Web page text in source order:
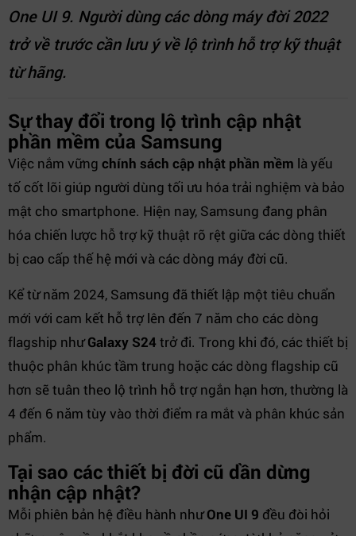
One UI 9. Người dùng các dòng máy đời 2022
trở về trước cần lưu ý về lộ trình hỗ trợ kỹ thuật
từ hãng.
Sự thay đổi trong lộ trình cập nhật
phần mềm của Samsung
Việc nắm vững chính sách cập nhật phần mềm là yếu
tố cốt lõi giúp người dùng tối ưu hóa trải nghiệm và bảo
mật cho smartphone. Hiện nay, Samsung đang phân
hóa chiến lược hỗ trợ kỹ thuật rõ rệt giữa các dòng thiết
bị cao cấp thế hệ mới và các dòng máy đời cũ.
Kể từ năm 2024, Samsung đã thiết lập một tiêu chuẩn
mới với cam kết hỗ trợ lên đến 7 năm cho các dòng
flagship nhưGalaxy S24 trở đi. Trong khi đó, các thiết bị
thuộc phân khúc tầm trung hoặc các dòng flagship cũ
hơn sẽ tuân theo lộ trình hỗ trợ ngắn hạn hơn, thường là
4 đến 6 năm tùy vào thời điểm ra mắt và phân khúc sản
phẩm.
Tại sao các thiết bị đời cũ dần dừng
nhận cập nhật?
Mỗi phiên bản hệ điều hành nhưOne UI 9 đều đòi hỏi